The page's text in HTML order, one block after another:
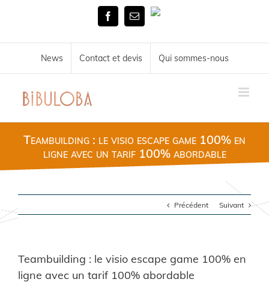
FacebookEmail
Tél.
News Contact et devis Qui sommes-nous
Teambuilding : le visio escape game 100% en
ligne avec un tarif 100% abordable
Précédent Suivant
Teambuilding : le visio escape game 100% en
ligne avec un tarif 100% abordable